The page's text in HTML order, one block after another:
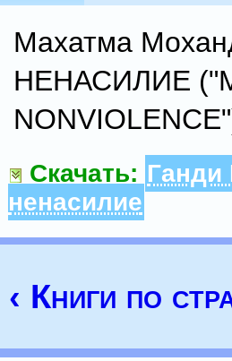
Махатма
НЕНАСИЛИЕ
Скачать: Ганди
ненасилие
‹ Книги по